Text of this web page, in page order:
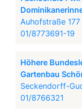
Auhofstraße 177
01/8773691-19
Höhere
Gartenbau
Seckendorff-
01/8766321